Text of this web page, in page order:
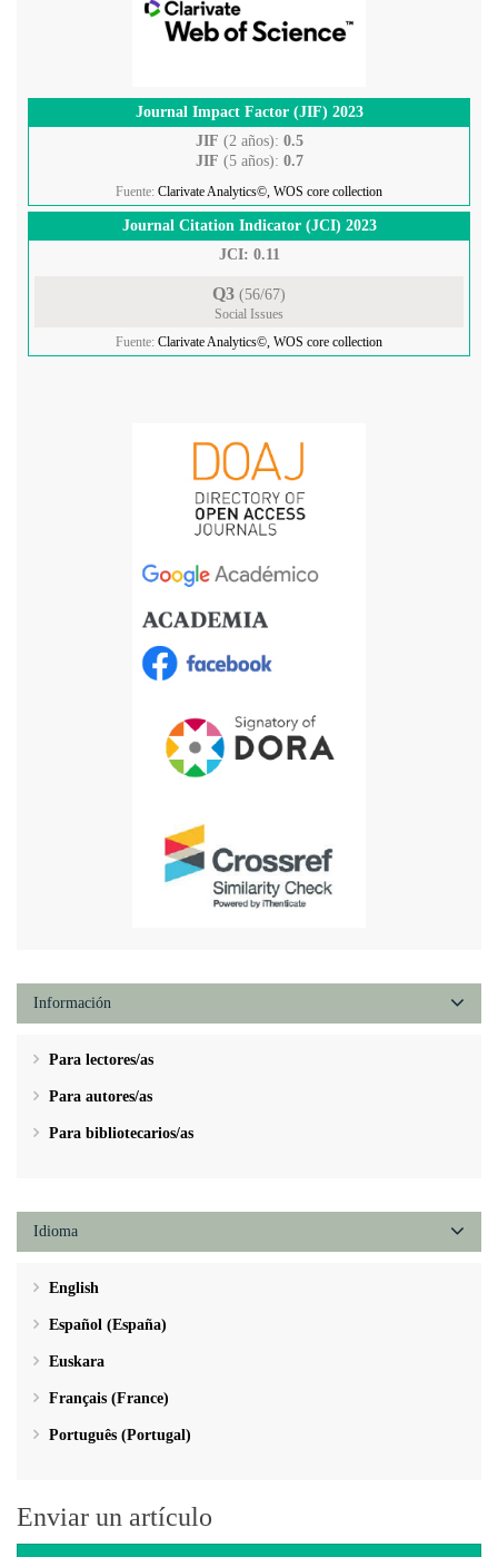
Journal Impact Factor (JIF) 2023
JIF (2 años): 0.5
JIF (5 años): 0.7
Fuente: Clarivate Analytics©, WOS core collection
Journal Citation Indicator (JCI) 2023
JCI: 0.11
Q3 (56/67)
Social Issues
Fuente: Clarivate Analytics©, WOS core collection
Información
Para lectores/as
Para autores/as
Para bibliotecarios/as
Idioma
English
Español (España)
Euskara
Français (France)
Português (Portugal)
Enviar un artículo